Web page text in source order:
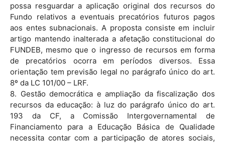
possa resguardar a aplicação original dos recursos do
Fundo relativos a eventuais precatórios futuros pagos
aos entes subnacionais. A proposta consiste em incluir
artigo mantendo inalterada a afetação constitucional do
FUNDEB, mesmo que o ingresso de recursos em forma
de precatórios ocorra em períodos diversos. Essa
orientação tem previsão legal no parágrafo único do art.
8º da LC 101/00 – LRF.
8. Gestão democrática e ampliação da fiscalização dos
recursos da educação: à luz do parágrafo único do art.
193 da CF, a Comissão Intergovernamental de
Financiamento para a Educação Básica de Qualidade
necessita contar com a participação de atores sociais,